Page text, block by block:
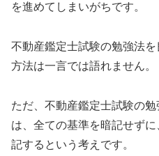
を進めてしまいがちです。
不動産鑑定士試験の勉強法
方法は一言では語れません。
ただ、不動産鑑定士試験の
は、全ての基準を暗記せず
記するという考えです。